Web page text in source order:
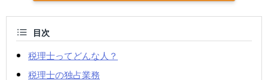
目次
税理士ってどんな人？
税理士の独占業務